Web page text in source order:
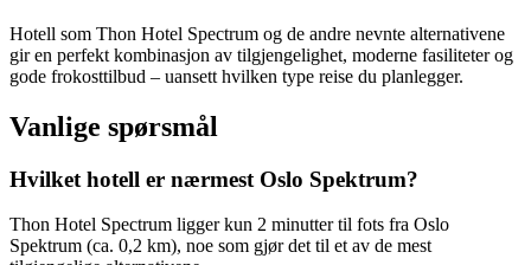
Hotell som Thon Hotel Spectrum og de andre nevnte alternativene
gir en perfekt kombinasjon av tilgjengelighet, moderne fasiliteter og
gode frokosttilbud – uansett hvilken type reise du planlegger.
Vanlige spørsmål
Hvilket hotell er nærmest Oslo Spektrum?
Thon Hotel Spectrum ligger kun 2 minutter til fots fra Oslo
Spektrum (ca. 0,2 km), noe som gjør det til et av de mest